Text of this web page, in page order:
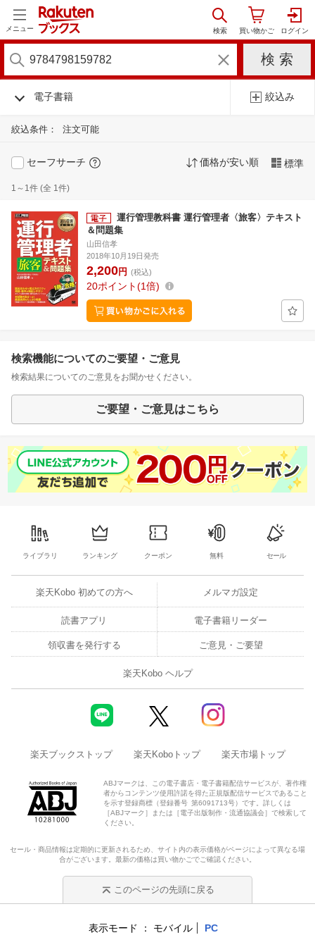
メニュー
電子書籍 絞込み
絞込条件： 注文可能
セーフサーチ 価格が安い順 標準
1～1件 (全 1件)
運行管理教科書 運行管理者〈旅客〉テキスト
＆問題集
山田信孝
2018年10月19日発売
2,200円 (税込)
20ポイント 1倍
検索機能についてのご要望・ご意見
検索結果についてのご意見をお聞かせください。
ご要望・ご意見はこちら
ライブラリ ランキング クーポン 無料 セール
楽天Kobo 初めての方へ メルマガ設定
読書アプリ 電子書籍リーダー
領収書を発行する ご意見・ご要望
楽天Kobo ヘルプ
楽天ブックストップ 楽天Koboトップ 楽天市場トップ
ABJマークは、この電子書店・電子書籍配信サービスが、著作権
者からコンテンツ使用許諾を得た正規版配信サービスであること
を示す登録商標（登録番号 第6091713号）です。詳しくは
［ABJマーク］または［電子出版制作・流通協議会］で検索して
ください。
セール・商品情報は定期的に更新されるため、サイト内の表示価格がページによって異なる場
合がございます。最新の価格は買い物かごでご確認ください。
このページの先頭に戻る
表示モード モバイル PC